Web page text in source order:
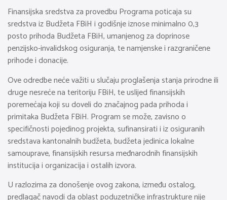
Finansijska sredstva za provedbu Programa poticaja su
sredstva iz Budžeta FBiH i godišnje iznose minimalno 0,3
posto prihoda Budžeta FBiH, umanjenog za doprinose
penzijsko-invalidskog osiguranja, te namjenske i razgraničene
prihode i donacije.
Ove odredbe neće važiti u slučaju proglašenja stanja prirodne ili
druge nesreće na teritoriju FBiH, te uslijed finansijskih
poremećaja koji su doveli do značajnog pada prihoda i
primitaka Budžeta FBiH. Program se može, zavisno o
specifičnosti pojedinog projekta, sufinansirati i iz osiguranih
sredstava kantonalnih budžeta, budžeta jedinica lokalne
samouprave, finansijskih resursa međnarodnih finansijskih
institucija i organizacija i ostalih izvora.
U razlozima za donošenje ovog zakona, između ostalog,
predlagač navodi da oblast poduzetničke infrastrukture nije